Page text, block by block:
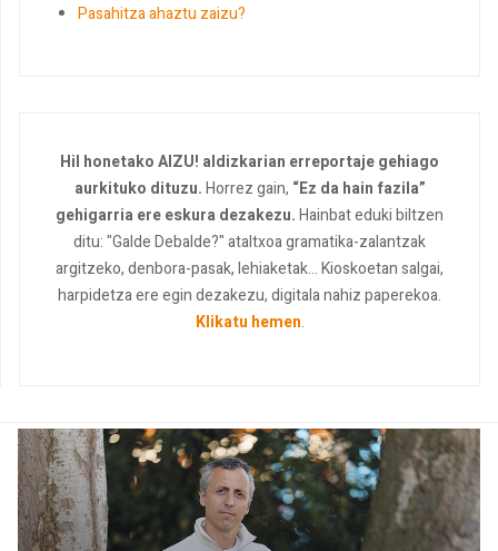
Pasahitza ahaztu zaizu?
Hil honetako AIZU! aldizkarian erreportaje gehiago
aurkituko dituzu.Horrez gain, “Ez da hain fazila”
gehigarria ere eskura dezakezu.Hainbat eduki biltzen
ditu: "Galde Debalde?" ataltxoa gramatika-zalantzak
argitzeko, denbora-pasak, lehiaketak... Kioskoetan salgai,
harpidetza ere egin dezakezu, digitala nahiz paperekoa.
Klikatu hemen.